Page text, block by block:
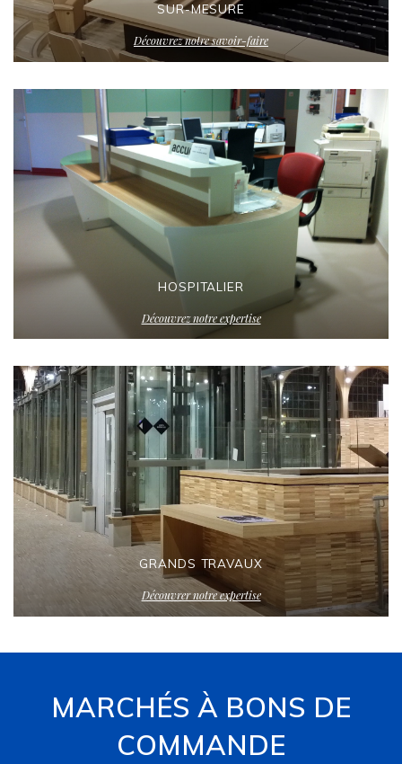
SUR-MESURE
Découvrez notre savoir-faire
HOSPITALIER
Découvrez notre expertise
GRANDS TRAVAUX
Découvrer notre expertise
MARCHÉS À BONS DE
COMMANDE